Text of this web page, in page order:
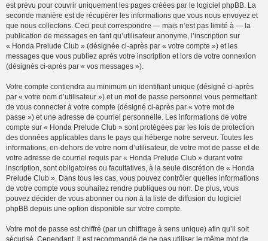
est prévu pour couvrir uniquement les pages créées par le logiciel phpBB. La
seconde manière est de récupérer les informations que vous nous envoyez et
que nous collectons. Ceci peut correspondre — mais n’est pas limité à — la
publication de messages en tant qu’utilisateur anonyme, l’inscription sur
« Honda Prelude Club » (désignée ci-après par « votre compte ») et les
messages que vous publiez après votre inscription et lors de votre connexion
(désignés ci-après par « vos messages »).
Votre compte contiendra au minimum un identifiant unique (désigné ci-après
par « votre nom d’utilisateur ») et un mot de passe personnel vous permettant
de vous connecter à votre compte (désigné ci-après par « votre mot de
passe ») et une adresse de courriel personnelle. Les informations de votre
compte sur « Honda Prelude Club » sont protégées par les lois de protection
des données applicables dans le pays qui héberge notre serveur. Toutes les
informations, en-dehors de votre nom d’utilisateur, de votre mot de passe et de
votre adresse de courriel requis par « Honda Prelude Club » durant votre
inscription, sont obligatoires ou facultatives, à la seule discrétion de « Honda
Prelude Club ». Dans tous les cas, vous pouvez contrôler quelles informations
de votre compte vous souhaitez rendre publiques ou non. De plus, vous
pouvez décider de vous abonner ou non à la liste de diffusion du logiciel
phpBB depuis une option disponible sur votre compte.
Votre mot de passe est chiffré (par un chiffrage à sens unique) afin qu’il soit
sécurisé. Cependant, il est recommandé de ne pas utiliser le même mot de